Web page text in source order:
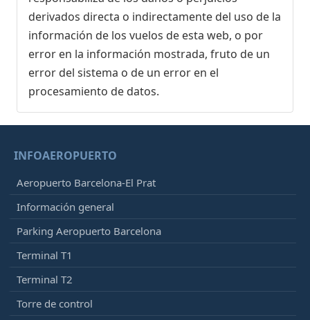
derivados directa o indirectamente del uso de la
información de los vuelos de esta web, o por
error en la información mostrada, fruto de un
error del sistema o de un error en el
procesamiento de datos.
INFOAEROPUERTO
Aeropuerto Barcelona-El Prat
Información general
Parking Aeropuerto Barcelona
Terminal T1
Terminal T2
Torre de control